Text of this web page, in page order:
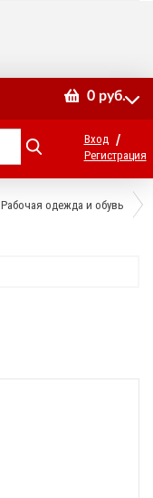
0 руб.
Вход /
Регистрация
Рабочая одежда и обувь